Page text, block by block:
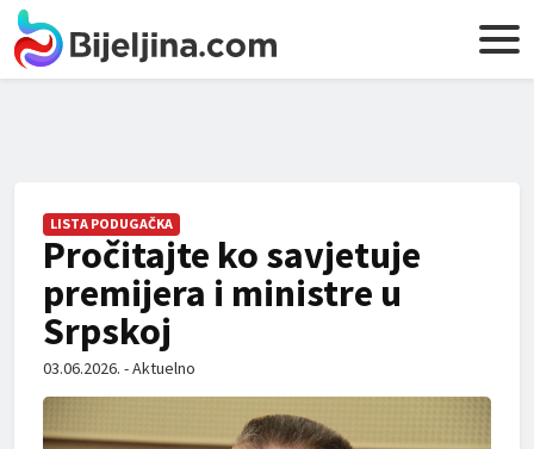
LISTA PODUGAČKA
Pročitajte ko savjetuje
premijera i ministre u
Srpskoj
03.06.2026. - Aktuelno